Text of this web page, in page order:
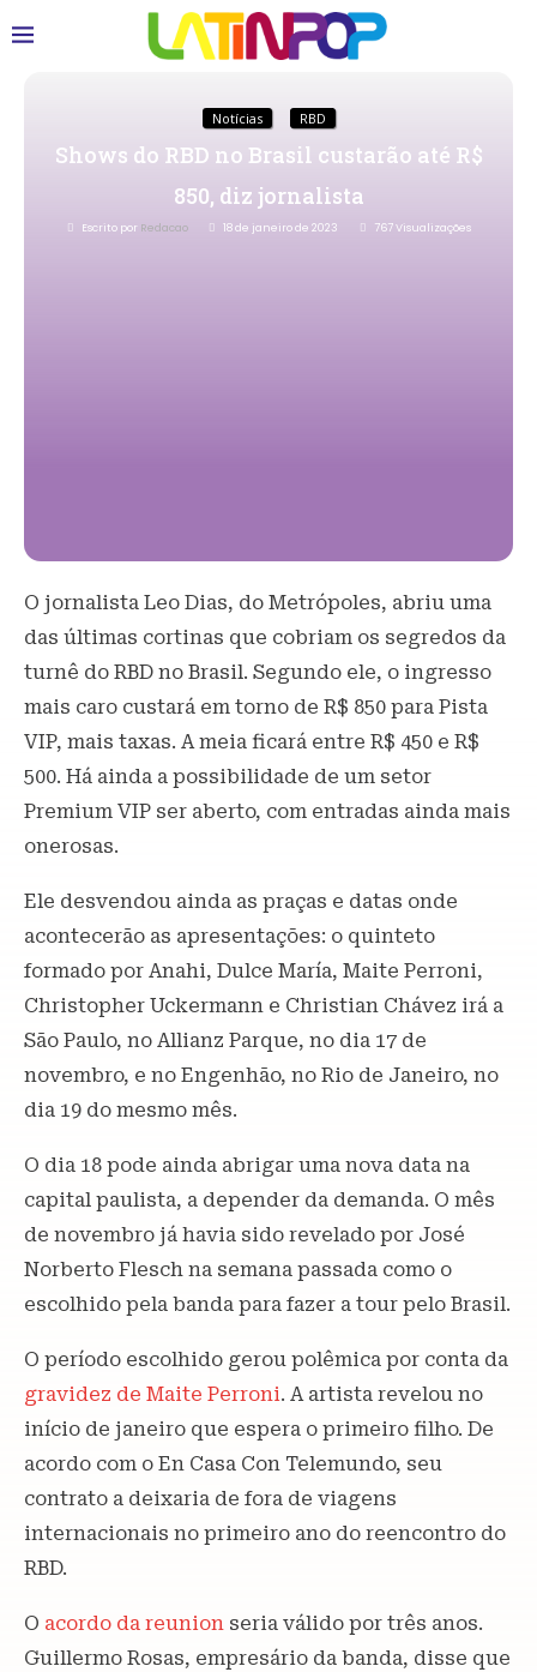
Notícias RBD
Shows do RBD no Brasil custarão até R$
850, diz jornalista
Escrito por Redacao 18 de janeiro de 2023 767Visualizações
O jornalista Leo Dias, do Metrópoles, abriu uma
das últimas cortinas que cobriam os segredos da
turnê do RBD no Brasil. Segundo ele, o ingresso
mais caro custará em torno de R$ 850 para Pista
VIP, mais taxas. A meia ficará entre R$ 450 e R$
500. Há ainda a possibilidade de um setor
Premium VIP ser aberto, com entradas ainda mais
onerosas.
Ele desvendou ainda as praças e datas onde
acontecerão as apresentações: o quinteto
formado por Anahi, Dulce María, Maite Perroni,
Christopher Uckermann e Christian Chávez irá a
São Paulo, no Allianz Parque, no dia 17 de
novembro, e no Engenhão, no Rio de Janeiro, no
dia 19 do mesmo mês.
O dia 18 pode ainda abrigar uma nova data na
capital paulista, a depender da demanda. O mês
de novembro já havia sido revelado por José
Norberto Flesch na semana passada como o
escolhido pela banda para fazer a tour pelo Brasil.
O período escolhido gerou polêmica por conta da
gravidez de Maite Perroni. A artista revelou no
início de janeiro que espera o primeiro filho. De
acordo com o En Casa Con Telemundo, seu
contrato a deixaria de fora de viagens
internacionais no primeiro ano do reencontro do
RBD.
O acordo da reunion seria válido por três anos.
Guillermo Rosas, empresário da banda, disse que